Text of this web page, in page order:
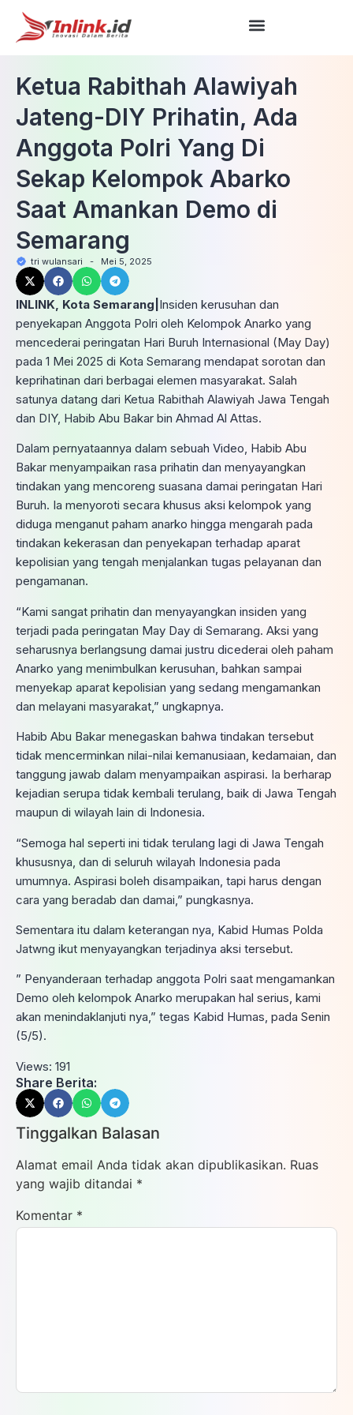
Ketua Rabithah Alawiyah
Jateng-DIY Prihatin, Ada
Anggota Polri Yang Di
Sekap Kelompok Abarko
Saat Amankan Demo di
Semarang
tri wulansari - Mei 5, 2025
INLINK, Kota Semarang| Insiden kerusuhan dan
penyekapan Anggota Polri oleh Kelompok Anarko yang
mencederai peringatan Hari Buruh Internasional (May Day)
pada 1 Mei 2025 di Kota Semarang mendapat sorotan dan
keprihatinan dari berbagai elemen masyarakat. Salah
satunya datang dari Ketua Rabithah Alawiyah Jawa Tengah
dan DIY, Habib Abu Bakar bin Ahmad Al Attas.
Dalam pernyataannya dalam sebuah Video, Habib Abu
Bakar menyampaikan rasa prihatin dan menyayangkan
tindakan yang mencoreng suasana damai peringatan Hari
Buruh. Ia menyoroti secara khusus aksi kelompok yang
diduga menganut paham anarko hingga mengarah pada
tindakan kekerasan dan penyekapan terhadap aparat
kepolisian yang tengah menjalankan tugas pelayanan dan
pengamanan.
“Kami sangat prihatin dan menyayangkan insiden yang
terjadi pada peringatan May Day di Semarang. Aksi yang
seharusnya berlangsung damai justru dicederai oleh paham
Anarko yang menimbulkan kerusuhan, bahkan sampai
menyekap aparat kepolisian yang sedang mengamankan
dan melayani masyarakat,” ungkapnya.
Habib Abu Bakar menegaskan bahwa tindakan tersebut
tidak mencerminkan nilai-nilai kemanusiaan, kedamaian, dan
tanggung jawab dalam menyampaikan aspirasi. Ia berharap
kejadian serupa tidak kembali terulang, baik di Jawa Tengah
maupun di wilayah lain di Indonesia.
“Semoga hal seperti ini tidak terulang lagi di Jawa Tengah
khususnya, dan di seluruh wilayah Indonesia pada
umumnya. Aspirasi boleh disampaikan, tapi harus dengan
cara yang beradab dan damai,” pungkasnya.
Sementara itu dalam keterangan nya, Kabid Humas Polda
Jatwng ikut menyayangkan terjadinya aksi tersebut.
” Penyanderaan terhadap anggota Polri saat mengamankan
Demo oleh kelompok Anarko merupakan hal serius, kami
akan menindaklanjuti nya,” tegas Kabid Humas, pada Senin
(5/5).
Views: 191
Share Berita:
Tinggalkan Balasan
Alamat email Anda tidak akan dipublikasikan. Ruas
yang wajib ditandai *
Komentar *